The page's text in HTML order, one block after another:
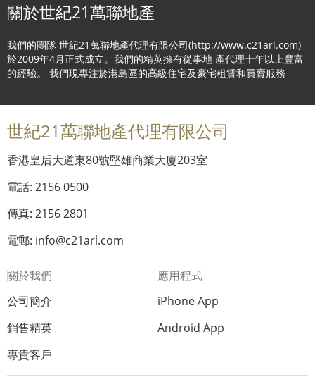
關於世紀21萬聯地產
我們的團隊 世紀21萬聯地產代理有限公司(http://www.c21arl.com)
於2009年4月正式成立。我們的精英擁有從事地 產代理十年以上豐富
的經驗。 我們現專注於港島區的高級住宅及豪宅租賃和買賣服務
世紀21萬聯地產代理有限公司
香港皇后大道東80號堅雄商業大廈203室
電話: 2156 0500
傳真: 2156 2801
電郵: info@c21arl.com
關於我們
公司簡介
銷售精英
專貴客戶
應用程式
iPhone App
Android App